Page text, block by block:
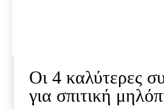
Οι 4 καλύτερες
για σπιτική